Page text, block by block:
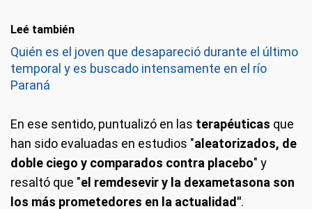
Leé también
Quién es el joven que desapareció durante el último
temporal y es buscado intensamente en el río
Paraná
En ese sentido, puntualizó en las terapéuticas que
han sido evaluadas en estudios "aleatorizados, de
doble ciego y comparados contra placebo" y
resaltó que "el remdesevir y la dexametasona son
los más prometedores en la actualidad".